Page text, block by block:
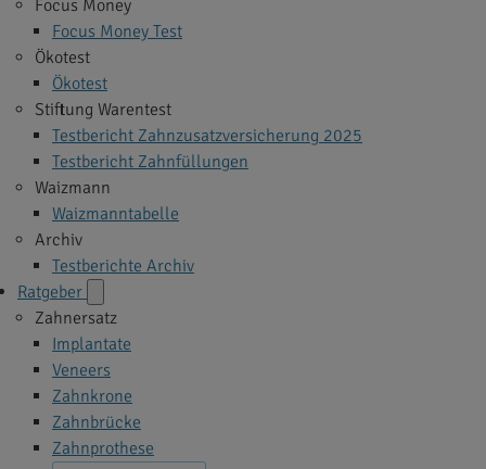
Focus Money
Focus Money Test
Ökotest
Ökotest
Stiftung Warentest
Testbericht Zahnzusatzversicherung 2025
Testbericht Zahnfüllungen
Waizmann
Waizmanntabelle
Archiv
Testberichte Archiv
Ratgeber
Zahnersatz
Implantate
Veneers
Zahnkrone
Zahnbrücke
Zahnprothese